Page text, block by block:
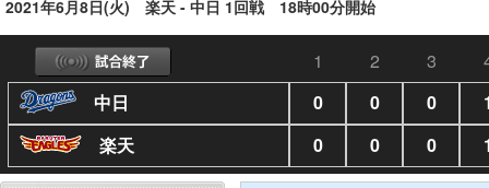
2021年6月8日(火) 楽天 - 中日 1回戦 18時00分開始
1 2 3
中日
0 0 0
楽天
0 0 0